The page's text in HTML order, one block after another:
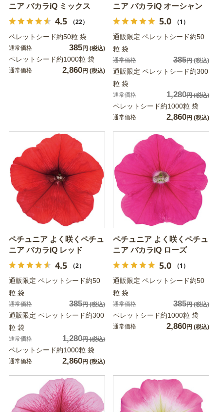
ニア バカラiQ ミックス
4.5 （22）
ペレットシード約50粒 袋
通常価格 385円 (税込)
ペレットシード約1000粒 袋
通常価格 2,860円 (税込)
ニア バカラiQ オーシャン
5.0 （1）
通販限定 ペレットシード約50
粒 袋
通常価格 385円(税込)
通販限定 ペレットシード約300
粒 袋
通常価格 1,280円(税込)
ペレットシード約1000粒 袋
通常価格 2,860円 (税込)
ペチュニア よく咲くペチュ
ニア バカラiQ レッド
4.5 （2）
通販限定 ペレットシード約50
粒 袋
通常価格 385円(税込)
通販限定 ペレットシード約300
粒 袋
通常価格 1,280円(税込)
ペレットシード約1000粒 袋
通常価格 2,860円 (税込)
ペチュニア よく咲くペチュ
ニア バカラiQ ローズ
5.0 （1）
通販限定 ペレットシード約50
粒 袋
通常価格 385円(税込)
ペレットシード約1000粒 袋
通常価格 2,860円 (税込)